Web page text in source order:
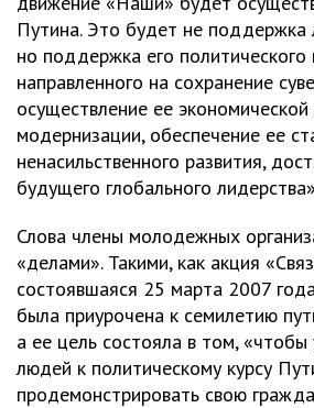
Путина. Это будет не поддержка
но поддержка его политического
направленного на сохранение
осуществление ее
модернизации, обеспечение ее
ненасильственного развития,
будущего глобального
Слова члены молодежных
«делами». Такими, как акция
состоявшаяся 25 марта 2007
была приурочена к семилетию
а ее цель состояла в том,
людей к политическому курсу
продемонстрировать свою